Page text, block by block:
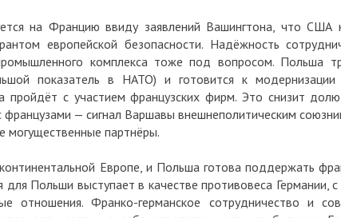
на Францию ввиду заявлений Вашингтона, что США
европейской безопасности. Надёжность
комплекса тоже под вопросом. Польша
показатель в НАТО) и готовится к модернизации
пройдёт с участием французских фирм. Это снизит долю
французами — сигнал Варшавы внешнеполитическим
могущественные партнёры.
Европе, и Польша готова поддержать
Польши выступает в качестве противовеса Германии,
отношения. Франко-германское сотрудничество и